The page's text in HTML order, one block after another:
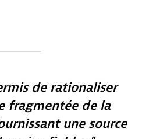
de rationaliser
fragmentée de la
une source